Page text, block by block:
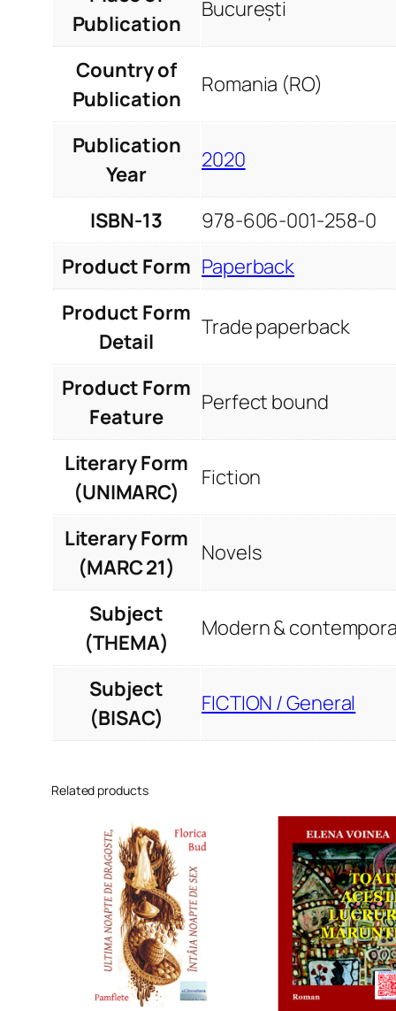
Publication
București
Country of
Publication
Romania (RO)
Publication
Year
2020
ISBN-13
978-606-001-258-0
Product Form Paperback
Product Form
Detail
Trade paperback
Product Form
Feature
Perfect bound
Literary Form
(UNIMARC)
Fiction
Literary Form
(MARC 21)
Novels
Subject
(THEMA)
Modern &
Subject
(BISAC)
FICTION / General
Related products